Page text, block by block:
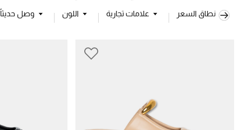
نطاق السعر علامات تجارية اللون وصل حديثاً